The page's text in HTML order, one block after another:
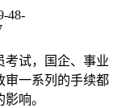
考试，国企、事业
审一系列的手续都
响。